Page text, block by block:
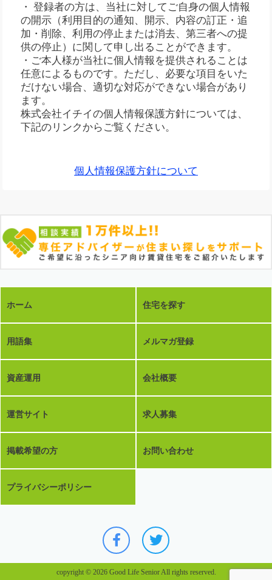
・ 登録者の方は、当社に対してご自身の個人情報
の開示（利用目的の通知、開示、内容の訂正・追
加・削除、利用の停止または消去、第三者への提
供の停止）に関して申し出ることができます。
・ご本人様が当社に個人情報を提供されることは
任意によるものです。ただし、必要な項目をいた
だけない場合、適切な対応ができない場合があり
ます。
株式会社イチイの個人情報保護方針については、
下記のリンクからご覧ください。
個人情報保護方針について
ホーム 住宅を探す
用語集 メルマガ登録
資産運用 会社概要
運営サイト 求人募集
掲載希望の方 お問い合わせ
プライバシーポリシー
copyright © 2026 Good Life Senior All rights reserved.